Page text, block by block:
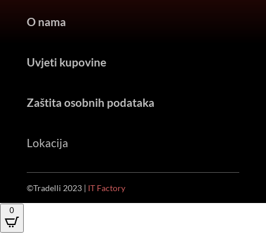
O nama
Uvjeti kupovine
Zaštita osobnih podataka
Lokacija
©Tradelli 2023 | IT Factory
0